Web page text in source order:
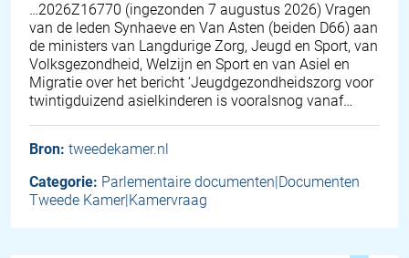
… 2026Z16770 (ingezonden 7 augustus 2026) Vragen
van de leden Synhaeve en Van Asten (beiden D66) aan
de ministers van Langdurige Zorg, Jeugd en Sport, van
Volksgezondheid, Welzijn en Sport en van Asiel en
Migratie over het bericht ‘Jeugdgezondheidszorg voor
twintigduizend asielkinderen is vooralsnog vanaf…
Bron: tweedekamer.nl
Categorie: Parlementaire documenten|Documenten
Tweede Kamer|Kamervraag